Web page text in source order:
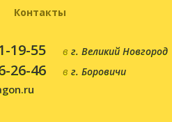
19-55 в г. Великий Новгород
26-46 в г. Боровичи
Контакты